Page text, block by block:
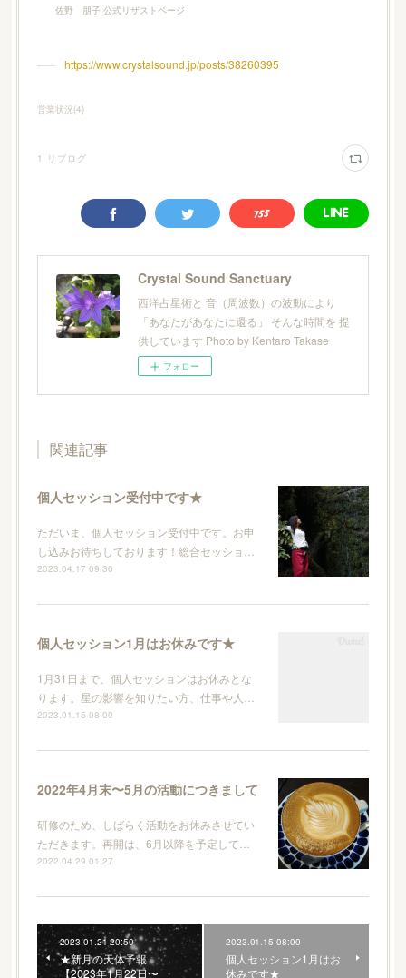
佐野 朋子 公式リザストページ
https://www.crystalsound.jp/posts/38260395
営業状況 (4)
1 リブログ
Crystal Sound Sanctuary
西洋占星術と 音（周波数）の波動により
「あなたがあなたに還る」 そんな時間を 提
供しています Photo by Kentaro Takase
フォロー
関連記事
個人セッション受付中です★
ただいま、個人セッション受付中です。お申
し込みお待ちしております！総合セッショ…
2023.04.17 09:30
個人セッション1月はお休みです★
1月31日まで、個人セッションはお休みとな
ります。星の影響を知りたい方、仕事や人…
2023.01.15 08:00
2022年4月末〜5月の活動につきまして
研修のため、しばらく活動をお休みさせてい
ただきます。再開は、6月以降を予定して…
2022.04.29 01:27
2023.01.21 20:50
★新月の天体予報
【2023年1月22日〜
2023.01.15 08:00
個人セッション1月はお
休みです★